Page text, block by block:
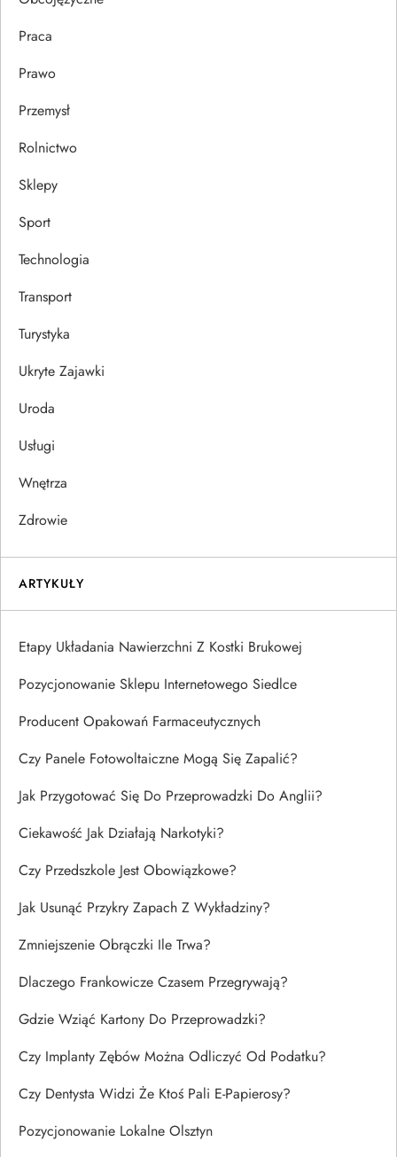
Praca
Prawo
Przemysł
Rolnictwo
Sklepy
Sport
Technologia
Transport
Turystyka
Ukryte Zajawki
Uroda
Usługi
Wnętrza
Zdrowie
ARTYKUŁY
Etapy Układania Nawierzchni Z Kostki Brukowej
Pozycjonowanie Sklepu Internetowego Siedlce
Producent Opakowań Farmaceutycznych
Czy Panele Fotowoltaiczne Mogą Się Zapalić?
Jak Przygotować Się Do Przeprowadzki Do Anglii?
Ciekawość Jak Działają Narkotyki?
Czy Przedszkole Jest Obowiązkowe?
Jak Usunąć Przykry Zapach Z Wykładziny?
Zmniejszenie Obrączki Ile Trwa?
Dlaczego Frankowicze Czasem Przegrywają?
Gdzie Wziąć Kartony Do Przeprowadzki?
Czy Implanty Zębów Można Odliczyć Od Podatku?
Czy Dentysta Widzi Że Ktoś Pali E-Papierosy?
Pozycjonowanie Lokalne Olsztyn